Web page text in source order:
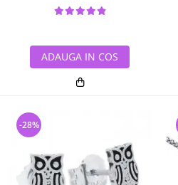
ADAUGA IN COS
-28%